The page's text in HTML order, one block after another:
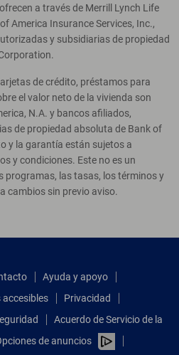
a través de Merrill Lynch Life
America Insurance Services, Inc.,
y subsidiarias de propiedad
de crédito, préstamos para
el valor neto de la vivienda son
N.A. y bancos afiliados,
de propiedad absoluta de Bank of
y la garantía están sujetos a
y condiciones. Este no es un
programas, las tasas, los términos y
cambios sin previo aviso.
Ayuda y apoyo
accesibles
Privacidad
Acuerdo de Servicio de la
de anuncios